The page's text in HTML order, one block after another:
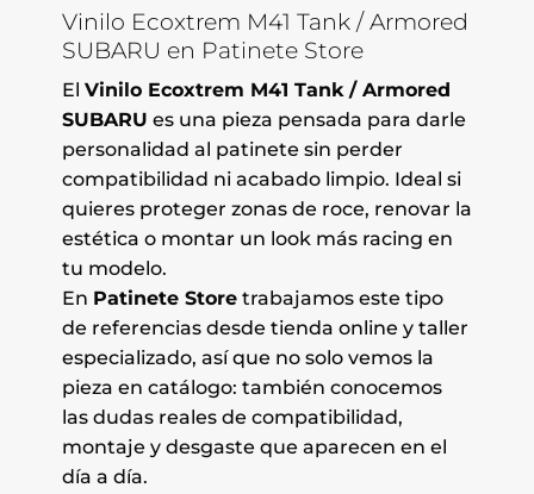
Vinilo Ecoxtrem M41 Tank / Armored
SUBARU en Patinete Store
El Vinilo Ecoxtrem M41 Tank / Armored
SUBARU es una pieza pensada para darle
personalidad al patinete sin perder
compatibilidad ni acabado limpio. Ideal si
quieres proteger zonas de roce, renovar la
estética o montar un look más racing en
tu modelo.
En Patinete Storetrabajamos este tipo
de referencias desde tienda online y taller
especializado, así que no solo vemos la
pieza en catálogo: también conocemos
las dudas reales de compatibilidad,
montaje y desgaste que aparecen en el
día a día.